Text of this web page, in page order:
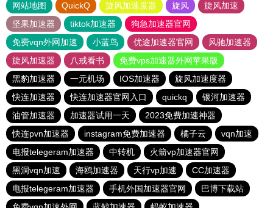
网站地图 QuickQ 旋风加速度器 旋风
旋风加速
坚果加速器
tiktok加速器
狗急加速器官网
免费vqn外网加速
小蓝鸟 优途加速器官网
风驰加速器
旋风加速器
八戒看书
免费vps加速器外网苹果版
黑豹加速器
一元机场 IOS加速器
旋风加速度器
快连加速器
快连加速器官网入口 quickq
银河加速器
油管加速器
加速器试用一天
2023免费加速神器
快连pvn加速器
instagram免费加速器 橘子云
vqn加速
电报telegeram加速器
中转机
火箭vp加速器官网
黑洞vqn加速
海鸥加速器 天行vp加速
CC加速器
电报telegeram加速器
手机外国加速器官网
巴博下载站